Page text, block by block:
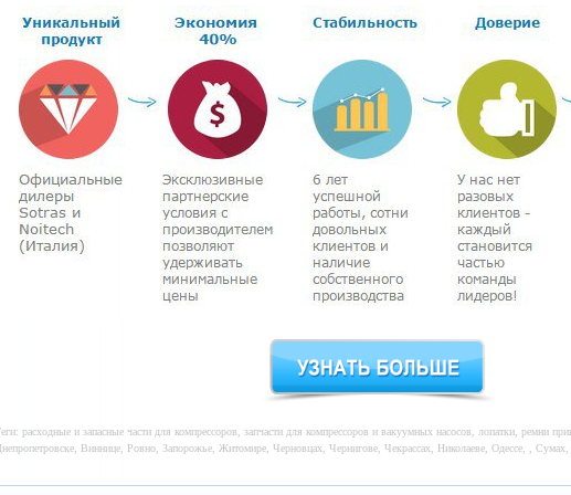
расходные и запасные части для компрессоров, запчасти для компрессоров и вакуумных насосов, лопатки, ремни
Виннице, Ровно, Запорожье, Житомире, Черновцах, Чернигове, Чекрассах, Николаеве, Одессе, , Сумах,